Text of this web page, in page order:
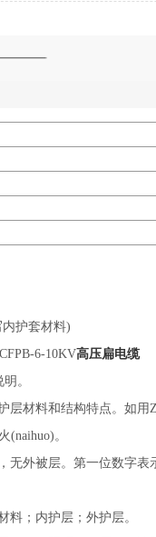
护套材料)
6-10KV高压扁电缆
。
材料和结构特点。如用
。
外被层。第一位数字表
；内护层；外护层。